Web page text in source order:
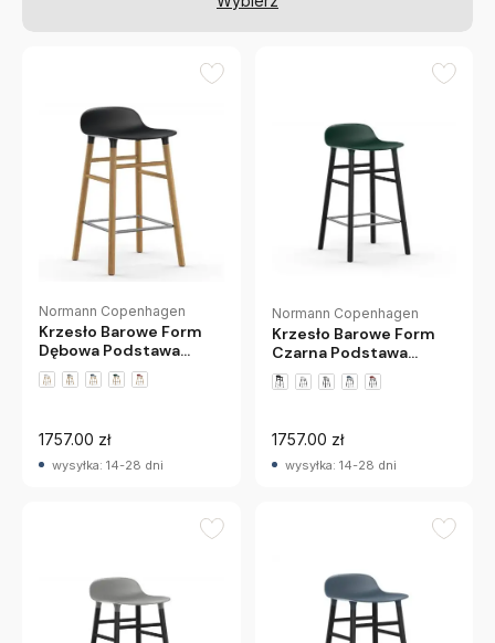
Normann Copenhagen
Krzesło Barowe Form
Dębowa Podstawa
Czarne Normann
Copenhagen
1757.00 zł
wysyłka: 14-28 dni
Normann Copenhagen
Krzesło Barowe Form
Czarna Podstawa
Zielone Normann
Copenhagen
1757.00 zł
wysyłka: 14-28 dni